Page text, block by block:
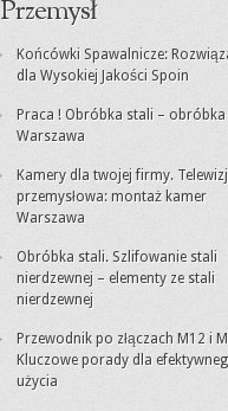
Przemysł
Końcówki Spawalnicze:
dla Wysokiej Jakości Spoin
Praca ! Obróbka stali – obróbka
Warszawa
Kamery dla twojej firmy.
przemysłowa: montaż kamer
Warszawa
Obróbka stali. Szlifowanie stali
nierdzewnej – elementy ze stali
nierdzewnej
Przewodnik po złączach M12 i
Kluczowe porady dla
użycia